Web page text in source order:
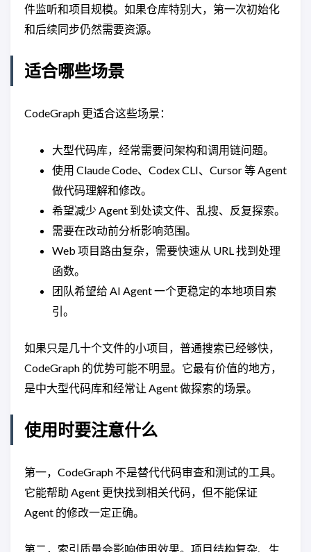
件监听和项目规模。如果仓库特别大，第一次初始化
和后续同步仍然需要资源。
适合哪些场景
CodeGraph 更适合这些场景：
大型代码库，经常需要问架构和调用链问题。
使用 Claude Code、Codex CLI、Cursor 等 Agent
做代码理解和修改。
希望减少 Agent 到处读文件、乱搜、反复探索。
需要在改动前分析影响范围。
Web 项目路由复杂，需要快速从 URL 找到处理
函数。
团队希望给 AI Agent 一个更稳定的本地项目索
引。
如果只是几十个文件的小项目，普通搜索已经够快，
CodeGraph 的优势可能不明显。它最有价值的地方，
是中大型代码库和经常让 Agent 做探索的场景。
使用时要注意什么
第一，CodeGraph 不是替代代码审查和测试的工具。
它能帮助 Agent 更快找到相关代码，但不能保证
Agent 的修改一定正确。
第二，索引质量会影响使用效果。项目结构复杂、生